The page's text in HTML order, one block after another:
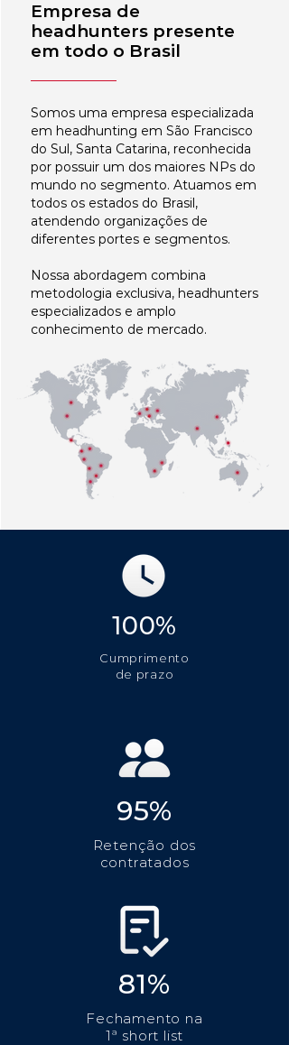
Empresa de
headhunters presente
em todo o Brasil
Somos uma empresa especializada
em headhunting em São Francisco
do Sul, Santa Catarina, reconhecida
por possuir um dos maiores NPs do
mundo no segmento. Atuamos em
todos os estados do Brasil,
atendendo organizações de
diferentes portes e segmentos.
Nossa abordagem combina
metodologia exclusiva, headhunters
especializados e amplo
conhecimento de mercado.
100%
Cumprimento
de prazo
95%
Retenção dos
contratados
81%
Fechamento na
1ª short list